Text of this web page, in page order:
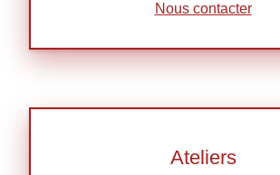
Nous contacter
Ateliers